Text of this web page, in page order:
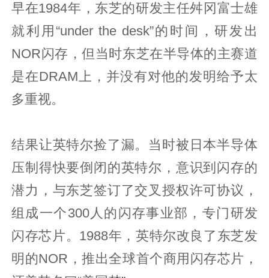
早在1984年，东芝的研发主任舛冈富士雄
就利用“under the desk”的时间，研发出
NOR闪存，但当时东芝在半导体的主赛道
是在DRAM上，并没有对他的发明给予太
多重视。
结果让英特尔捡了漏。当时被日本半导体
压制得快要倒闭的英特尔，意识到闪存的
潜力，与东芝签订了交叉授权许可协议，
组成一个300人的闪存事业部，专门研发
闪存芯片。1988年，英特尔改良了东芝发
明的NOR，推出全球首个商用闪存芯片，